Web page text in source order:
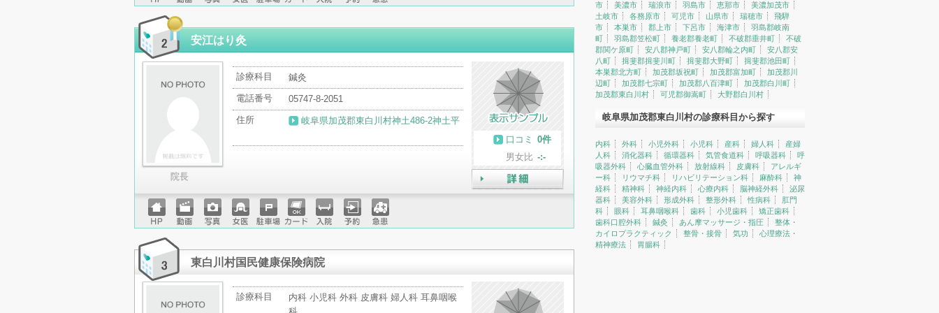
ホーム
ページ
動画 写真 女医 駐車場クレジ
ード
入院 予約 急患
安江はり灸
院長
診療科目
鍼灸
電話番号
05747-8-2051
住所
岐阜県加茂郡東白川村神土486-2神土平
口コミ
0件
男女比 -:-
詳細
ホーム
ページ
動画 写真 女医 駐車場クレジ
ード
入院 予約 急患
東白川村国民健康保険病院
診療科目
内科 小児科 外科 皮膚科 婦人科 耳鼻咽喉
市
美濃市 瑞浪市 羽島市 恵那市
美濃加茂市
土岐市
各務原市 可児市 山県市 瑞穂市
飛騨
市
本巣市 郡上市 下呂市 海津市
羽島郡岐南
町
羽島郡笠松町 養老郡養老町 不破郡垂井町
不破
郡関ケ原町
安八郡神戸町 安八郡輪之内町
安八郡安
八町
揖斐郡揖斐川町 揖斐郡大野町
揖斐郡池田町
本巣郡北方町
加茂郡坂祝町 加茂郡富加町
加茂郡川
辺町
加茂郡七宗町 加茂郡八百津町
加茂郡白川町
加茂郡東白川村
可児郡御嵩町 大野郡白川村
岐阜県加茂郡東白川村の診療科目から探す
内科 外科 小児外科 小児科 産科 婦人科
産婦
人科
消化器科 循環器科 気管食道科 呼吸器科
呼
吸器外科
心臓血管外科 放射線科 皮膚科
アレルギ
ー科
リウマチ科 リハビリテーション科 麻酔科
神
経科
精神科 神経内科 心療内科 脳神経外科
泌尿
器科
美容外科 形成外科 整形外科 性病科
肛門
科
眼科 耳鼻咽喉科 歯科 小児歯科
矯正歯科
歯科口腔外科
鍼灸 あん摩マッサージ・指圧
整体・
カイロプラクティック
整骨・接骨 気功
心理療法・
精神療法
胃腸科